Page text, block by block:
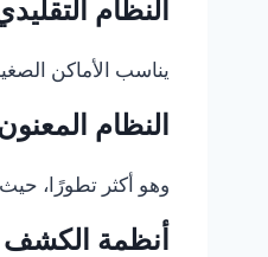
النظام
يناسب الأماكن
النظام
وهو أكثر تطورًا،
أنظمة الكشف